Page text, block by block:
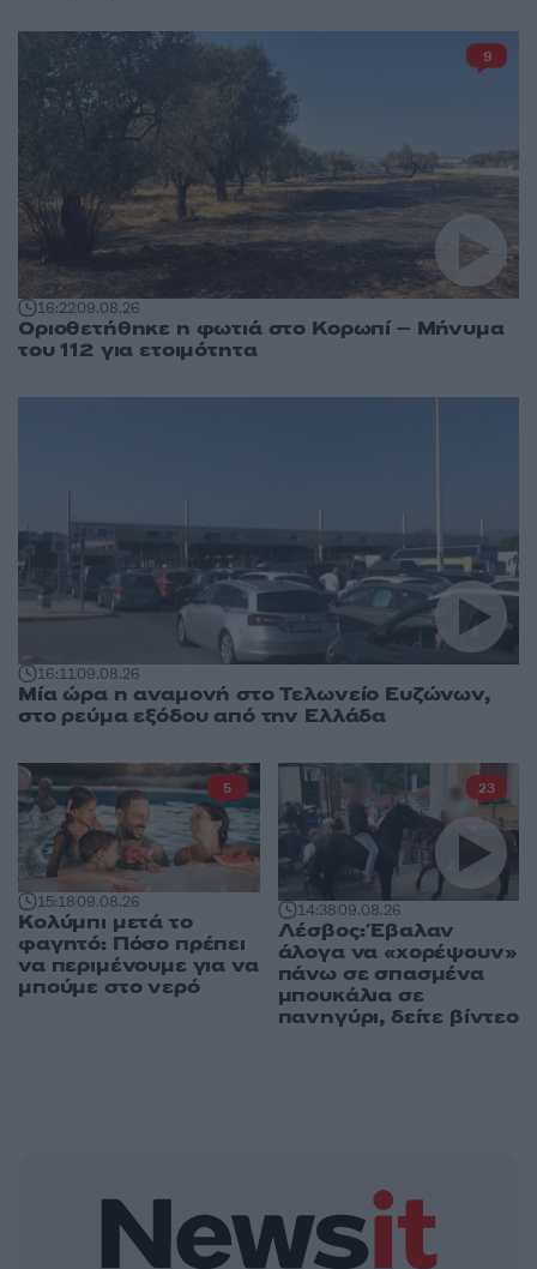
16:2209.08.26
Οριοθετήθηκε η φωτιά στο Κορωπί – Μήνυμα
του 112 για ετοιμότητα
9
16:1109.08.26
Μία ώρα η αναμονή στο Τελωνείο Ευζώνων,
στο ρεύμα εξόδου από την Ελλάδα
15:1809.08.26
Κολύμπι μετά το
φαγητό: Πόσο πρέπει
να περιμένουμε για να
μπούμε στο νερό
5
14:3809.08.26
Λέσβος: Έβαλαν
άλογα να «χορέψουν»
πάνω σε σπασμένα
μπουκάλια σε
πανηγύρι, δείτε βίντεο
23